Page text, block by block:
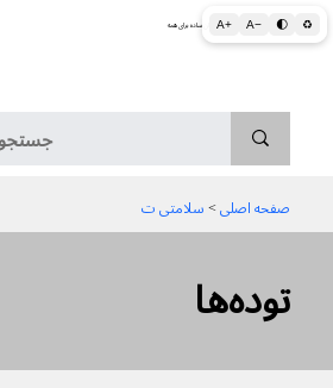
A+ A− 🌓 ♻ اطلاعات پزشکی و بهداشتی به زبان ساده برای همه
توده‌ها
صفحه اصلی > سلامتی ت